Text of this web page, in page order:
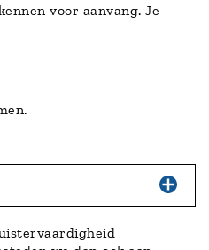
voor aanvang. Je